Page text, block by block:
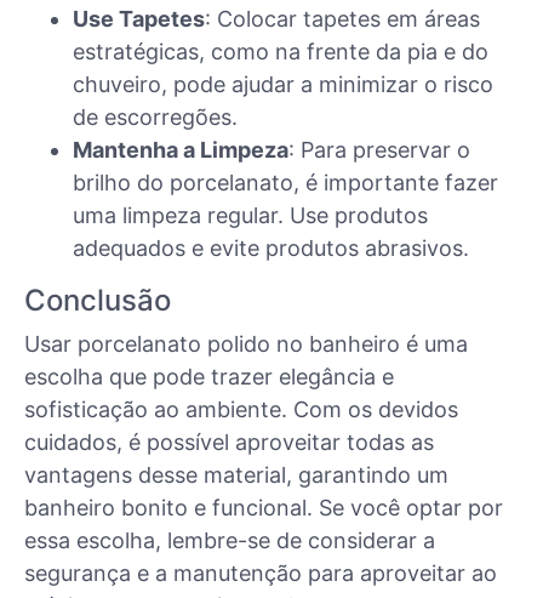
Use Tapetes: Colocar tapetes em áreas
estratégicas, como na frente da pia e do
chuveiro, pode ajudar a minimizar o risco
de escorregões.
Mantenha a Limpeza: Para preservar o
brilho do porcelanato, é importante fazer
uma limpeza regular. Use produtos
adequados e evite produtos abrasivos.
Conclusão
Usar porcelanato polido no banheiro é uma
escolha que pode trazer elegância e
sofisticação ao ambiente. Com os devidos
cuidados, é possível aproveitar todas as
vantagens desse material, garantindo um
banheiro bonito e funcional. Se você optar por
essa escolha, lembre-se de considerar a
segurança e a manutenção para aproveitar ao